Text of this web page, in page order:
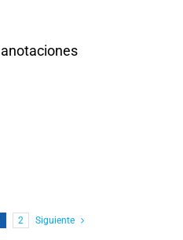
2 Siguiente